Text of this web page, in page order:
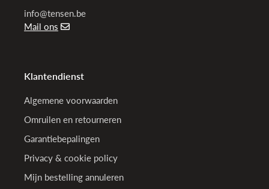
info@tensen.be
Mail ons
Klantendienst
Algemene voorwaarden
Omruilen en retourneren
Garantiebepalingen
Privacy & cookie policy
Mijn bestelling annuleren